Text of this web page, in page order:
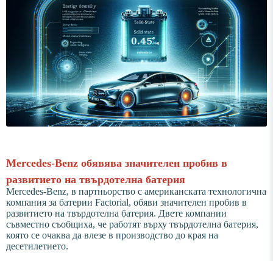
Mercedes-Benz обявява значителен пробив в
развитието на твърдотелна батерия
Mercedes-Benz, в партньорство с американската технологична
компания за батерии Factorial, обяви значителен пробив в
развитието на твърдотелна батерия. Двете компании
съвместно съобщиха, че работят върху твърдотелна батерия,
която се очаква да влезе в производство до края на
десетилетието.